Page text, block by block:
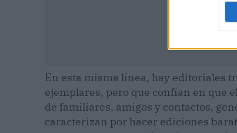
En esta misma línea, hay editoriales
ejemplares, pero que confían en que
de familiares, amigos y contactos,
caracterizan por hacer ediciones